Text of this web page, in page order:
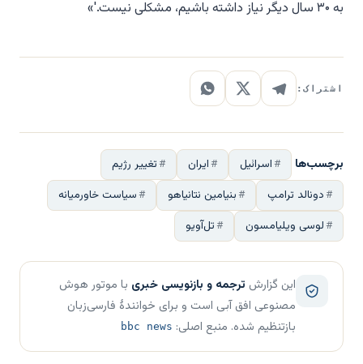
به ۳۰ سال دیگر نیاز داشته باشیم، مشکلی نیست.'»
اشتراک:
برچسب‌ها اسرائیل ایران
تغییر رژیم
دونالد ترامپ
بنیامین نتانیاهو
سیاست خاورمیانه
لوسی ویلیامسون
تل‌آویو
این گزارش ترجمه و بازنویسی خبری با موتور هوش
مصنوعی افق آبی است و برای خوانندهٔ فارسی‌زبان
بازتنظیم شده. منبع اصلی: bbc news